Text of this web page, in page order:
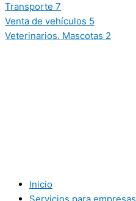
Transporte 7
Venta de vehículos 5
Veterinarios. Mascotas 2
Inicio